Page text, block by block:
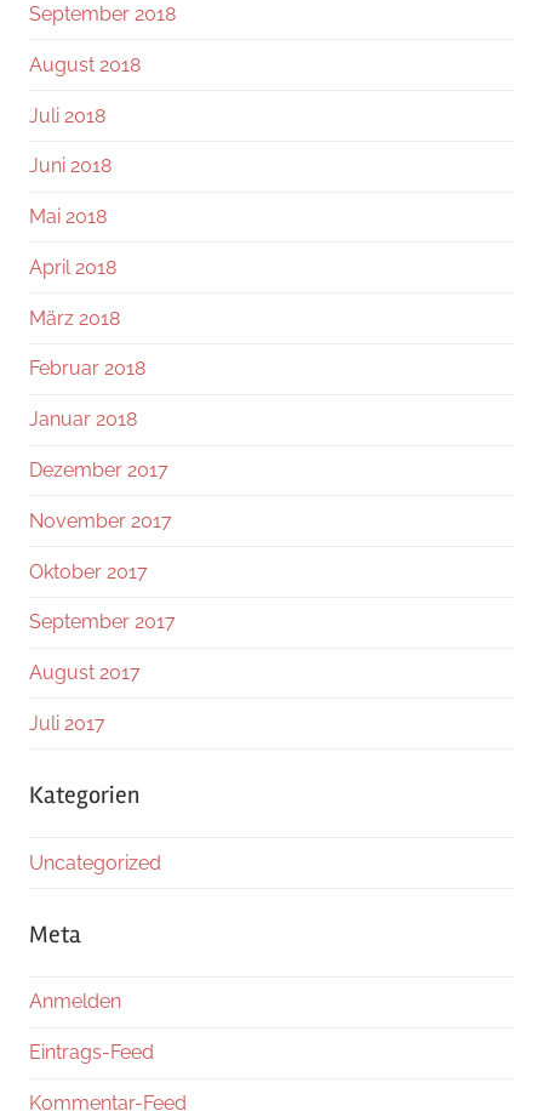
September 2018
August 2018
Juli 2018
Juni 2018
Mai 2018
April 2018
März 2018
Februar 2018
Januar 2018
Dezember 2017
November 2017
Oktober 2017
September 2017
August 2017
Juli 2017
Kategorien
Uncategorized
Meta
Anmelden
Eintrags-Feed
Kommentar-Feed